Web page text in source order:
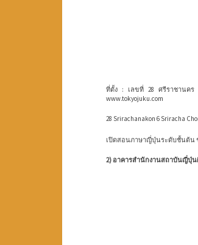
ที่ตั้ง : เลขที่ 28 ศรีราชานคร 6
www.tokyojuku.com
28 Srirachanakon 6 Sriracha
เปิดสอนภาษาญี่ปุ่นระดับชั้นต้น
2) อาคารสำนักงานสถาบันญี่ปุ่นศึ